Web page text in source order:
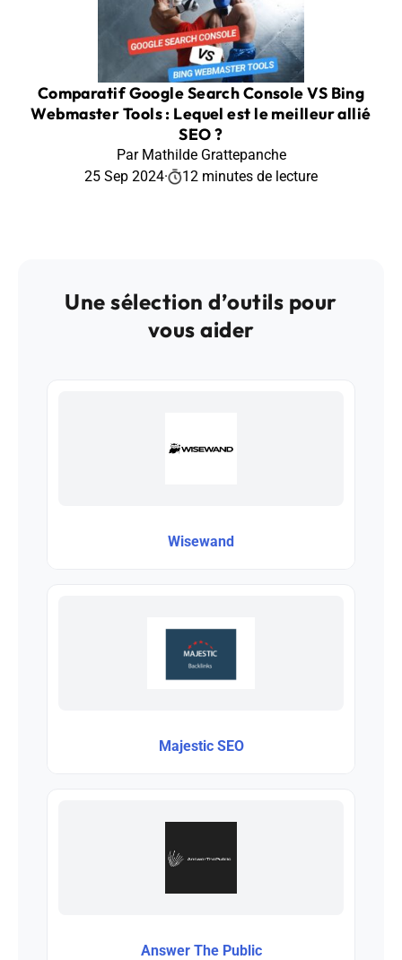
Comparatif Google Search Console VS Bing
Webmaster Tools : Lequel est le meilleur allié
SEO ?
Par Mathilde Grattepanche
25 Sep 2024· 12 minutes de lecture
Une sélection d’outils pour
vous aider
Wisewand
Majestic SEO
Answer The Public